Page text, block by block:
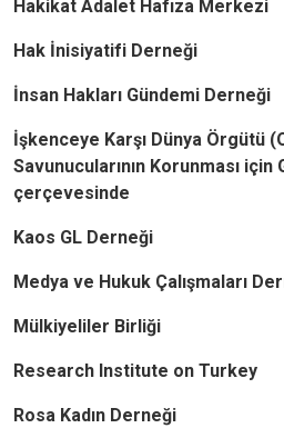
Hakikat Adalet Hafıza Merkezi
Hak İnisiyatifi Derneği
İnsan Hakları Gündemi Derneği
İşkenceye Karşı Dünya Örgütü
Savunucularının Korunması için
çerçevesinde
Kaos GL Derneği
Medya ve Hukuk Çalışmaları
Mülkiyeliler Birliği
Research Institute on Turkey
Rosa Kadın Derneği